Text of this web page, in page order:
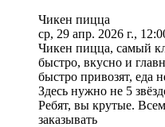
Чикен пицца
ср, 29 апр. 2026 г.,
Чикен пицца, самый
быстро, вкусно и
быстро привозят, еда
Здесь нужно не 5
Ребят, вы крутые.
заказывать